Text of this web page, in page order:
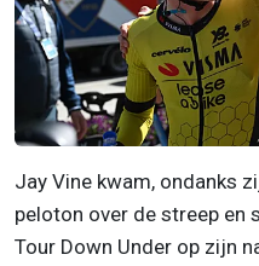
Jay Vine kwam, ondanks
peloton over de streep en
Tour Down Under op zijn